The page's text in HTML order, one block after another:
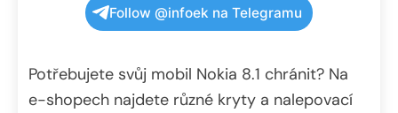
Follow @infoek na Telegramu
Potřebujete svůj mobil Nokia 8.1 chránit? Na
e-shopech najdete různé kryty a nalepovací